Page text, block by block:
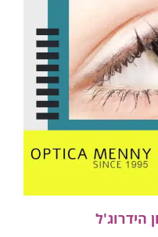
הידרוג'ל